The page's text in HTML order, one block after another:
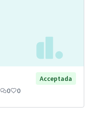
Acceptada
0 0